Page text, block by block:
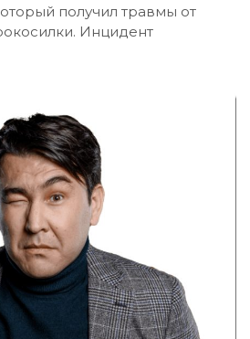
получил травмы от
Инцидент